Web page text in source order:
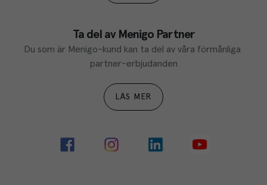
Ta del av Menigo Partner
Du som är Menigo-kund kan ta del av våra förmånliga
partner-erbjudanden
LÄS MER